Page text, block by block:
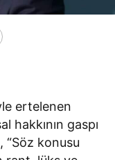
ertelenen
hakkının gaspı
“Söz konusu